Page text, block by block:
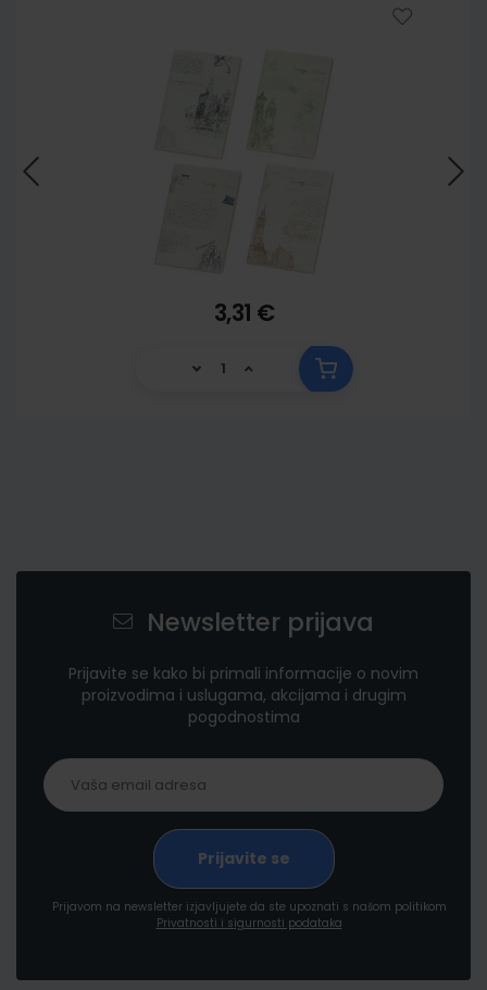
3,31 €
Newsletter prijava
Prijavite se kako bi primali informacije o novim
proizvodima i uslugama, akcijama i drugim
pogodnostima
Prijavom na newsletter izjavljujete da ste upoznati s našom politikom
Privatnosti i sigurnosti podataka